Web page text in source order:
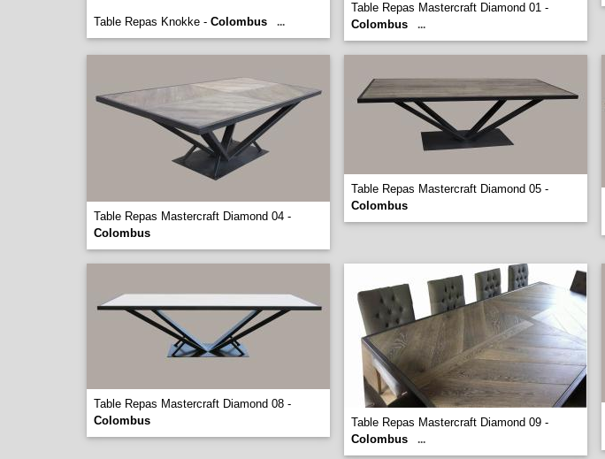
Table Repas Knokke - Colombus ...
Table Repas Mastercraft Diamond 01 -
Colombus
...
Table Repas Mastercraft Diamond 04 -
Colombus
Table Repas Mastercraft Diamond 05 -
Colombus
Table Repas Mastercraft Diamond 08 -
Colombus
Table Repas Mastercraft Diamond 09 -
Colombus
...